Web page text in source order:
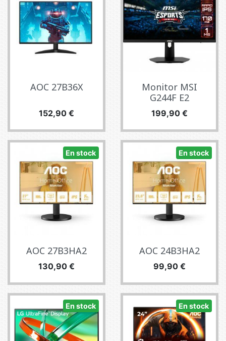
AOC 27B36X
Precio
152,90 €
Monitor MSI
G244F E2
Precio
199,90 €
En stock
AOC 27B3HA2
Precio
130,90 €
En stock
AOC 24B3HA2
Precio
99,90 €
En stock En stock